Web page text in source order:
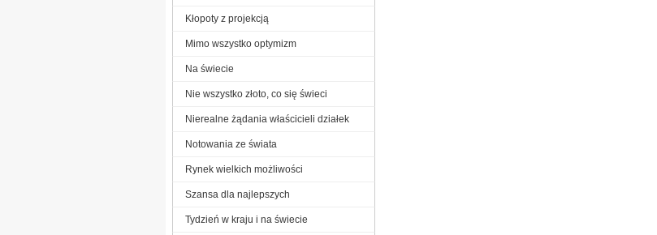
Kłopoty z projekcją
Mimo wszystko optymizm
Na świecie
Nie wszystko złoto, co się świeci
Nierealne żądania właścicieli działek
Notowania ze świata
Rynek wielkich możliwości
Szansa dla najlepszych
Tydzień w kraju i na świecie